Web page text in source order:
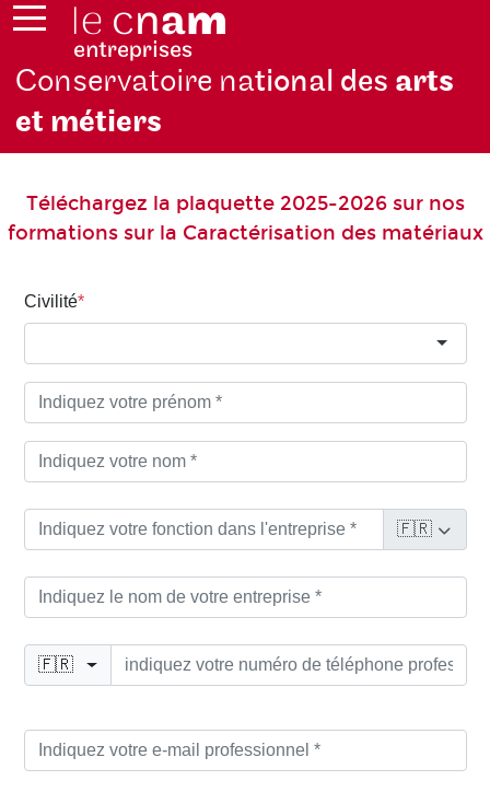
Conservatoire national des arts
et métiers
Téléchargez la plaquette 2025-2026 sur nos
formations sur la Caractérisation des matériaux